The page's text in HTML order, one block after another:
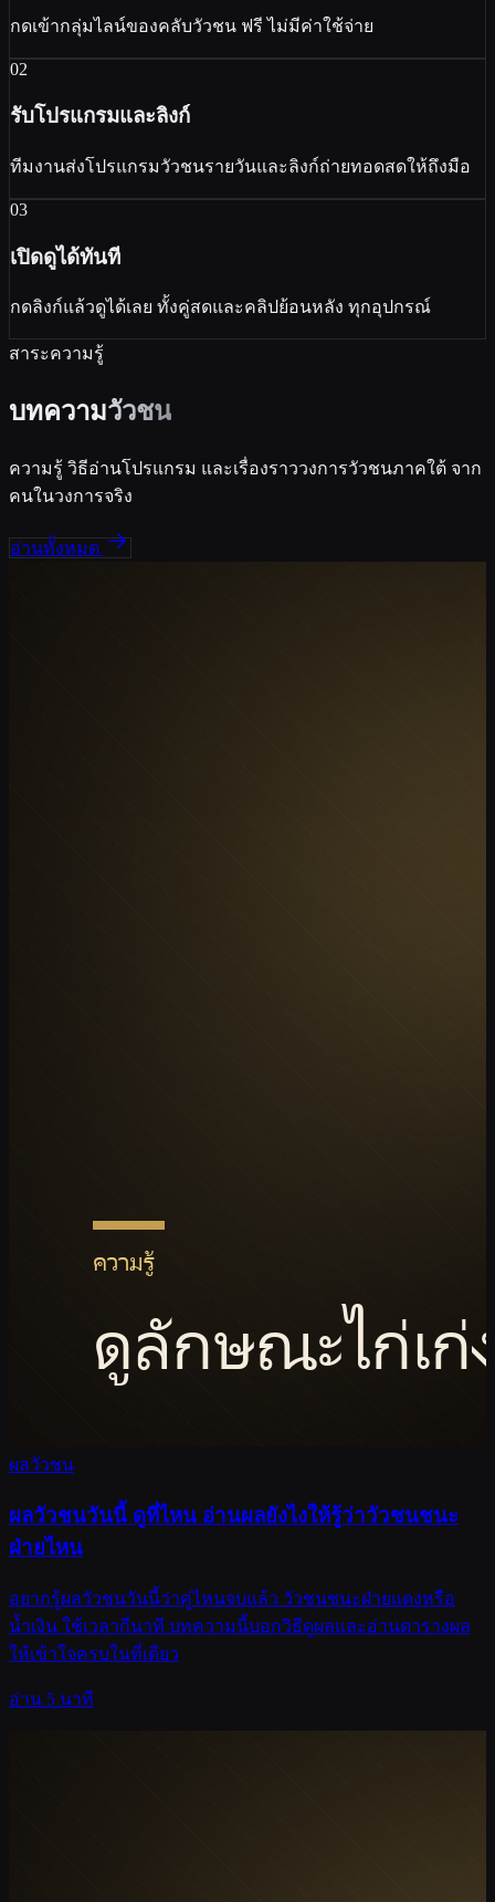
กดเข้ากลุ่มไลน์ของคลับวัวชน ฟรี ไม่มีค่าใช้จ่าย
02
รับโปรแกรมและลิงก์
ทีมงานส่งโปรแกรมวัวชนรายวันและลิงก์ถ่ายทอดสดให้ถึงมือ
03
เปิดดูได้ทันที
กดลิงก์แล้วดูได้เลย ทั้งคู่สดและคลิปย้อนหลัง ทุกอุปกรณ์
สาระความรู้
บทความวัวชน
ความรู้ วิธีอ่านโปรแกรม และเรื่องราววงการวัวชนภาคใต้ จาก
คนในวงการจริง
อ่านทั้งหมด
ผลวัวชน
ผลวัวชนวันนี้ ดูที่ไหน อ่านผลยังไงให้รู้ว่าวัวชนชนะ
ฝ่ายไหน
อยากรู้ผลวัวชนวันนี้ว่าคู่ไหนจบแล้ว วัวชนชนะฝ่ายแดงหรือ
น้ำเงิน ใช้เวลากี่นาที บทความนี้บอกวิธีดูผลและอ่านตารางผล
ให้เข้าใจครบในที่เดียว
อ่าน 5 นาที